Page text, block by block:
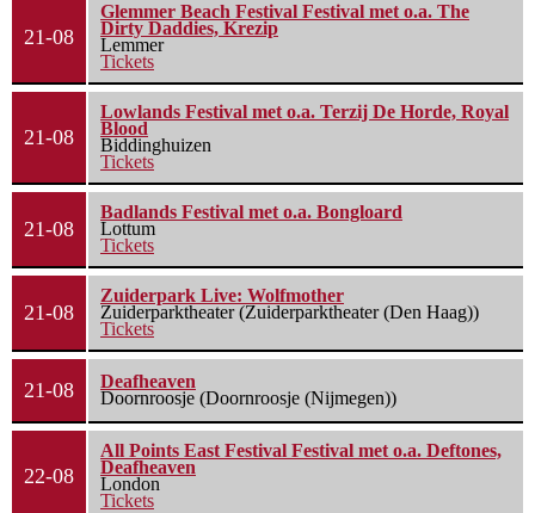
21-08
Glemmer Beach Festival Festival met o.a. The
Dirty Daddies, Krezip
Lemmer
Tickets
21-08
Lowlands Festival met o.a. Terzij De Horde, Royal
Blood
Biddinghuizen
Tickets
21-08
Badlands Festival met o.a. Bongloard
Lottum
Tickets
21-08
Zuiderpark Live: Wolfmother
Zuiderparktheater (Zuiderparktheater (Den Haag))
Tickets
21-08
Deafheaven
Doornroosje (Doornroosje (Nijmegen))
22-08
All Points East Festival Festival met o.a. Deftones,
Deafheaven
London
Tickets